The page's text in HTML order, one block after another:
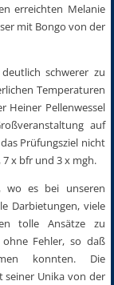
erreichten Melanie
mit Bongo von der
schwerer zu
Temperaturen
Heiner Pellenwessel
auf
Prüfungsziel nicht
7 x bfr und 3 x mgh.
wo es bei unseren
Darbietungen, viele
tolle Ansätze zu
Fehler, so daß
konnten. Die
seiner Unika von der